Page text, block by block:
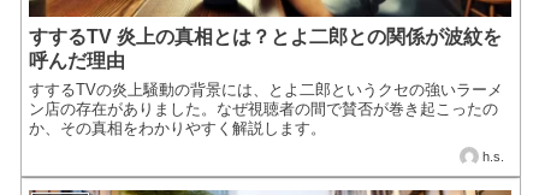
すするTV 炎上の真相とは？とよ二郎との関係が波紋を
呼んだ理由
すするTVの炎上騒動の背景には、とよ二郎というクセの強いラーメ
ン店の存在がありました。なぜ視聴者の間で賛否が巻き起こったの
か、その真相をわかりやすく解説します。
h.s.